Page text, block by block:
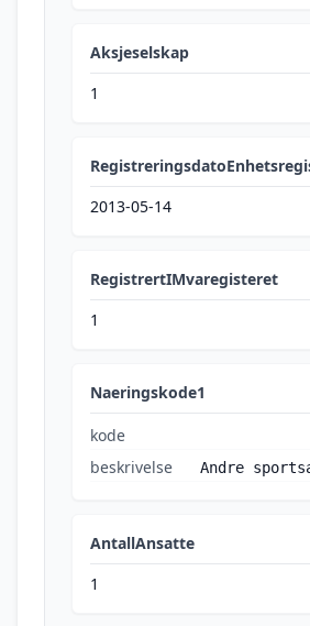
Aksjeselskap
1
2013-05-14
RegistrertIMvaregisteret
1
Naeringskode1
kode
beskrivelse Andre
AntallAnsatte
1